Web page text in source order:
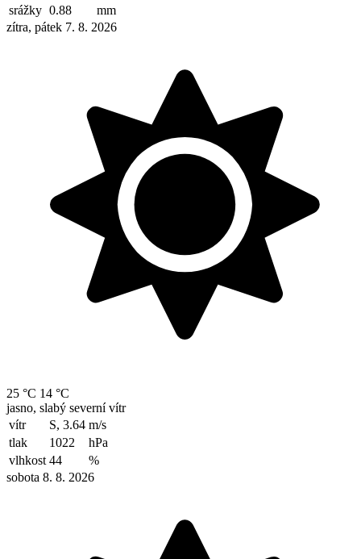
srážky 0.88
mm
zítra, pátek 7. 8. 2026
25 °C 14 °C
jasno, slabý severní vítr
vítr
S, 3.64 m/s
tlak
1022
hPa
vlhkost 44
%
sobota 8. 8. 2026